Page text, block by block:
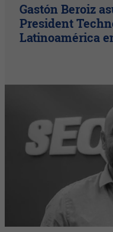
Gastón Beroiz
President
Latinoamérica